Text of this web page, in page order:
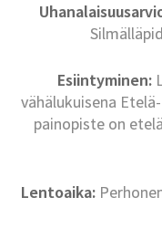
Esiintyminen:
vähälukuisena
painopiste on
Lentoaika: